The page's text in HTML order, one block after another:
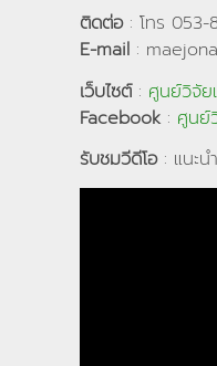
ติดต่อ: โทร 053-
E-mail :
เว็บไซต์: ศูนย์วิจัย
Facebook: ศูนย์
รับชมวีดีโอ: แนะน